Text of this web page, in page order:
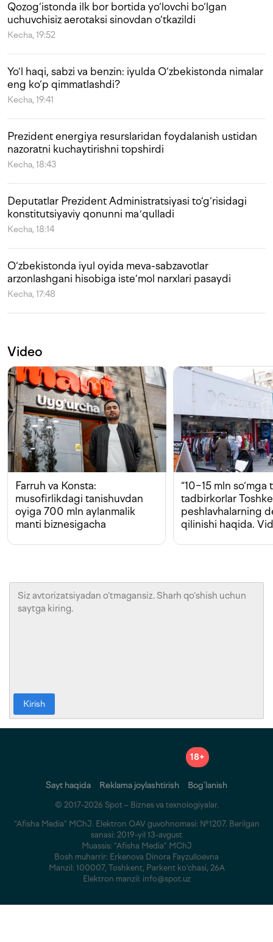
Qozog‘istonda ilk bor bortida yo‘lovchi bo‘lgan
uchuvchisiz aerotaksi sinovdan o‘tkazildi
Kecha, 19:52
Yo‘l haqi, sabzi va benzin: iyulda O‘zbekistonda nimalar
eng ko‘p qimmatlashdi?
Kecha, 19:41
Prezident energiya resurslaridan foydalanish ustidan
nazoratni kuchaytirishni topshirdi
Kecha, 18:43
Deputatlar Prezident Administratsiyasi to‘g‘risidagi
konstitutsiyaviy qonunni maʼqulladi
Kecha, 18:14
O‘zbekistonda iyul oyida meva-sabzavotlar
arzonlashgani hisobiga iste‘mol narxlari pasaydi
Kecha, 17:48
Video
Farruh va Konsta:
musofirlikdagi tanishuvdan
oyiga 700 mln aylanmalik
manti biznesigacha
“10−15 mln so‘mga
tadbirkorlar
peshlavhalarning
qilinishi haqida.
Kirish
18+
Sayt haqida Reklama joylashtirish Bog‘lanish
© 2017-2026 Spot – Biznes va texnologiyalar.
“Afisha Media” MChJ. Elektron OAV guvohnomasi: №1207. Berilgan
sanasi: 2019-yil 13-avgust
Muassis: “Afisha Media” MChJ
Bosh muharrir: Erkenova Dinora Fayzulloevna
Manzil: 100007, Toshkent, Parkent ko‘chasi, 26A
Elektron manzil: info@spot.uz